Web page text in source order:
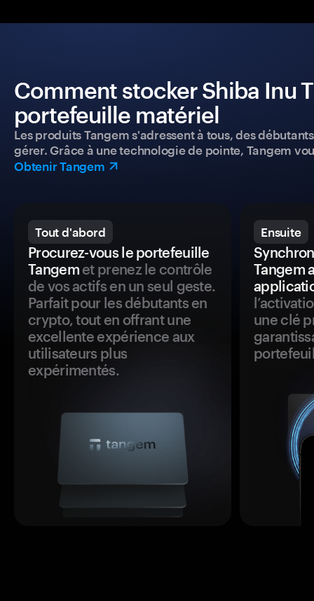
Comment stocker Shiba Inu
portefeuille matériel
Les produits Tangem s'adressent à tous, des
gérer. Grâce à une technologie de pointe, Tangem
Obtenir Tangem
Tout d'abord
Procurez-vous le portefeuille
Tangemet prenez le contrôle
de vos actifs en un seul geste.
Parfait pour les débutants en
crypto, tout en offrant une
excellente expérience aux
utilisateurs plus
expérimentés.
Ensuite
Tangem
une clé